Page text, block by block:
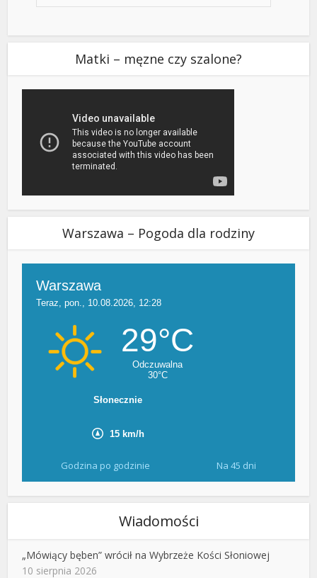
Matki – męzne czy szalone?
Warszawa – Pogoda dla rodziny
Godzina po godzinie Na 45 dni
Wiadomości
„Mówiący bęben” wrócił na Wybrzeże Kości Słoniowej
10 sierpnia 2026